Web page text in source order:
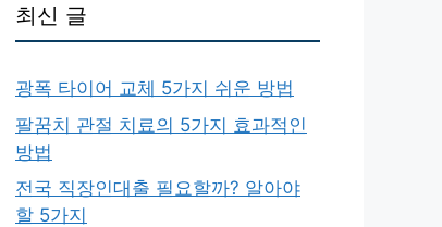
최신 글
광폭 타이어 교체 5가지 쉬운 방법
팔꿈치 관절 치료의 5가지 효과적인
방법
전국 직장인대출 필요할까? 알아야
할 5가지